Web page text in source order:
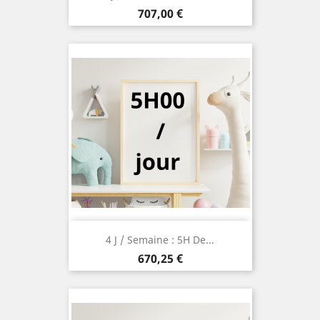
Prix
707,00 €
4 J / Semaine : 5H De...
Prix
670,25 €